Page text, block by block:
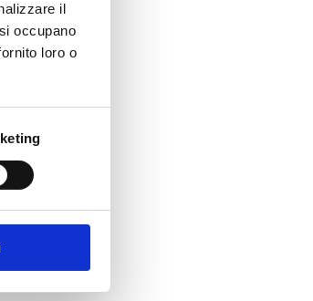
il
occupano
loro o